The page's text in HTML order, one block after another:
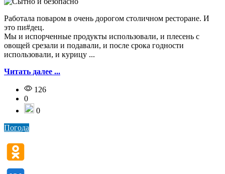
Работала поваром в очень дорогом столичном ресторане. И
это пи#дец.
Мы и испорченные продукты использовали, и плесень с
овощей срезали и подавали, и после срока годности
использовали, и курицу ...
Читать далее ...
126
0
0
Погода